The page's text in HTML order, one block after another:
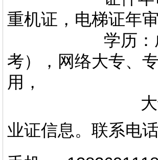
重机证，电梯证年审
学历：成人大
考），网络大专、
用，
大专和本科
业证信息。 联系电话